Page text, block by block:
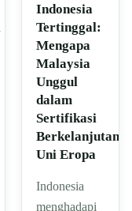
Indonesia
Tertinggal:
Mengapa
Malaysia
Unggul
dalam
Sertifikasi
Berkelanjutan
Uni Eropa
Indonesia
menghadapi